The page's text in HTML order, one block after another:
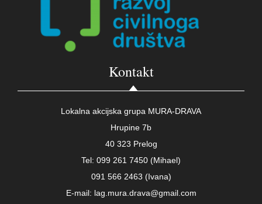
Kontakt
Lokalna akcijska grupa MURA-DRAVA
Hrupine 7b
40 323 Prelog
Tel: 099 261 7450 (Mihael)
091 566 2463 (Ivana)
E-mail: lag.mura.drava@gmail.com